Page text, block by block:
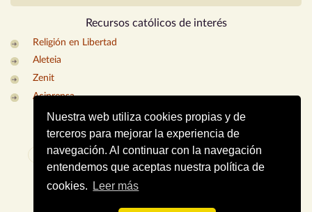
Nuestra web utiliza cookies propias y de
terceros para mejorar la experiencia de
navegación. Al continuar con la navegación
entendemos que aceptas nuestra política de
cookies.
Leer más
Recursos católicos de interés
Religión en Libertad
Aleteia
Zenit
Aciprensa
CONTACTO Mapa web Enlaces de interés
Dónde estamos Aviso legal Política de cookies
Portal de privacidad